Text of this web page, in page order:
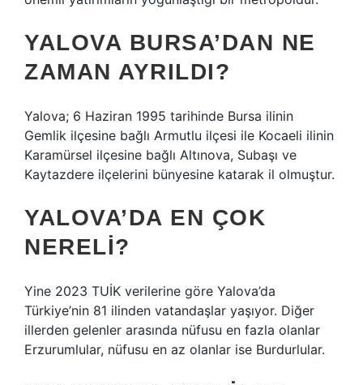
YALOVA BURSA’DAN NE
ZAMAN AYRILDI?
Yalova; 6 Haziran 1995 tarihinde Bursa ilinin
Gemlik ilçesine bağlı Armutlu ilçesi ile Kocaeli ilinin
Karamürsel ilçesine bağlı Altınova, Subaşı ve
Kaytazdere ilçelerini bünyesine katarak il olmuştur.
YALOVA’DA EN ÇOK
NERELI?
Yine 2023 TUİK verilerine göre Yalova’da
Türkiye’nin 81 ilinden vatandaşlar yaşıyor. Diğer
illerden gelenler arasında nüfusu en fazla olanlar
Erzurumlular, nüfusu en az olanlar ise Burdurlular.